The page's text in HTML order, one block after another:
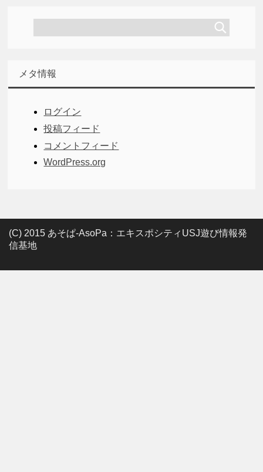
メタ情報
ログイン
投稿フィード
コメントフィード
WordPress.org
(C) 2015 あそぱ-AsoPa：エキスポシティUSJ遊び情報発
信基地